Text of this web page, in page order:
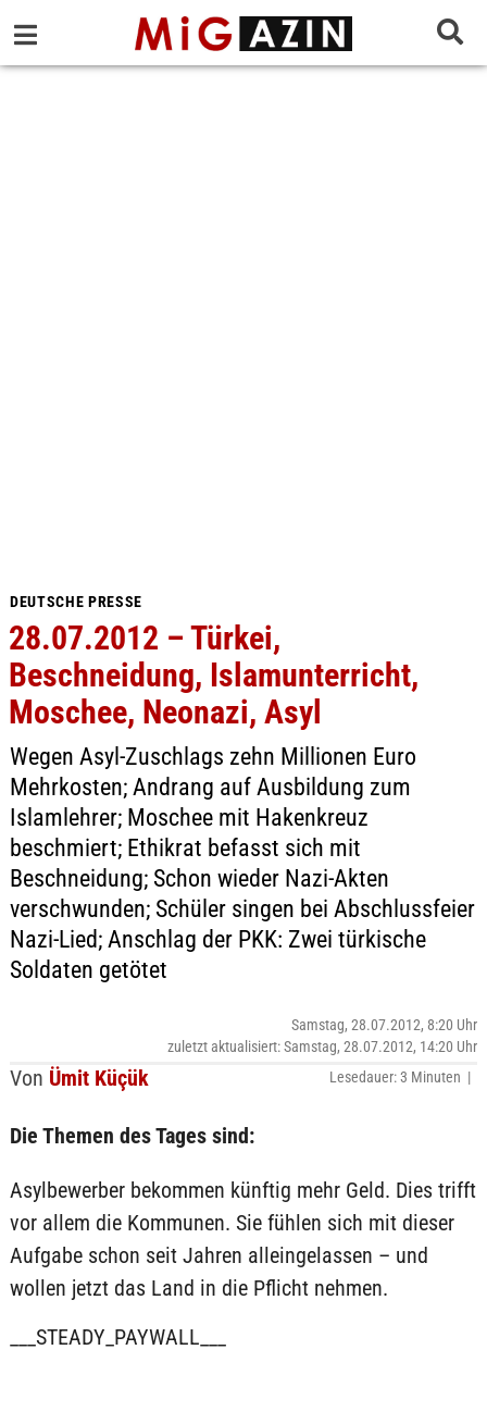
DEUTSCHE PRESSE
28.07.2012 – Türkei,
Beschneidung, Islamunterricht,
Moschee, Neonazi, Asyl
Wegen Asyl-Zuschlags zehn Millionen Euro
Mehrkosten; Andrang auf Ausbildung zum
Islamlehrer; Moschee mit Hakenkreuz
beschmiert; Ethikrat befasst sich mit
Beschneidung; Schon wieder Nazi-Akten
verschwunden; Schüler singen bei Abschlussfeier
Nazi-Lied; Anschlag der PKK: Zwei türkische
Soldaten getötet
Von Ümit Küçük
Samstag, 28.07.2012, 8:20 Uhr
zuletzt aktualisiert: Samstag, 28.07.2012, 14:20 Uhr
Lesedauer: 3 Minuten |
Die Themen des Tages sind:
Asylbewerber bekommen künftig mehr Geld. Dies trifft
vor allem die Kommunen. Sie fühlen sich mit dieser
Aufgabe schon seit Jahren alleingelassen – und
wollen jetzt das Land in die Pflicht nehmen.
___STEADY_PAYWALL___